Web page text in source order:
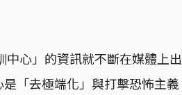
心」的資訊就不斷在媒體上出
「去極端化」與打擊恐怖主義